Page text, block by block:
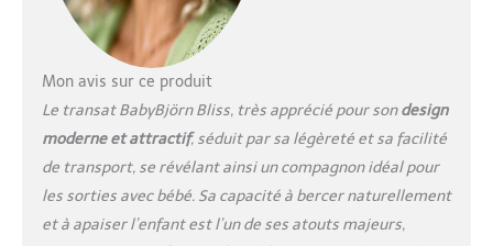
Mon avis sur ce produit
Le transat BabyBjörn Bliss, très apprécié pour sondesign
moderne et attractif, séduit par sa légèreté et sa facilité
de transport, se révélant ainsi un compagnon idéal pour
les sorties avec bébé. Sa capacité à bercer naturellement
et à apaiser l’enfant est l’un de ses atouts majeurs,